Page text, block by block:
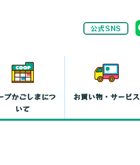
公式SNS
プかごしまにつ
いて
お買い物・サービス